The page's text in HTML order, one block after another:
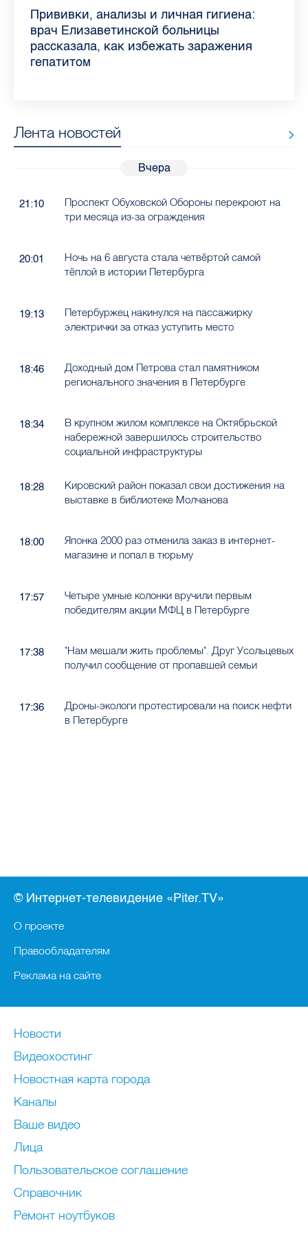
Piter.TV находится в ТОП-10 рейтинга
самых цитируемых СМИ Петербурга и
Ленобласти во II квартале 2026 года
Прививки, анализы и личная гигиена:
врач Елизаветинской больницы
рассказала, как избежать заражения
гепатитом
Как обезопасить ребенка летом: советы
педиатра для родителей
Проходные баллы в вузах СПб — 2026:
где самый высокий и самый низкий
конкурс
Врач назвала неожиданные причины
воспаления ахиллова сухожилия летом
Декрет без потери дохода: эксперт
рассказала о возможностях для
работающих родителей
Что такое рассеянный склероз: невролог
Елизаветинской больницы ответила на
главные вопросы о заболевании
Бамбл с вишней и лимонад с имбирем:
какие напитки можно приготовить дома
в жару
Лента новостей
Вчера
21:10
Проспект Обуховской Обороны перекроют на
три месяца из-за ограждения
20:01
Ночь на 6 августа стала четвёртой самой
тёплой в истории Петербурга
19:13
Петербуржец накинулся на пассажирку
электрички за отказ уступить место
18:46
Доходный дом Петрова стал памятником
регионального значения в Петербурге
18:34
В крупном жилом комплексе на Октябрьской
набережной завершилось строительство
социальной инфраструктуры
18:28
Кировский район показал свои достижения на
выставке в библиотеке Молчанова
18:00
Японка 2000 раз отменила заказ в интернет-
магазине и попал в тюрьму
17:57
Четыре умные колонки вручили первым
победителям акции МФЦ в Петербурге
17:38
"Нам мешали жить проблемы". Друг Усольцевых
получил сообщение от пропавшей семьи
17:36
Дроны-экологи протестировали на поиск нефти
в Петербурге
© Интернет-телевидение «Piter.TV»
О проекте
Правообладателям
Реклама на сайте
Новости
Видеохостинг
Новостная карта города
Каналы
Ваше видео
Лица
Пользовательское соглашение
Справочник
Ремонт нoутбуков